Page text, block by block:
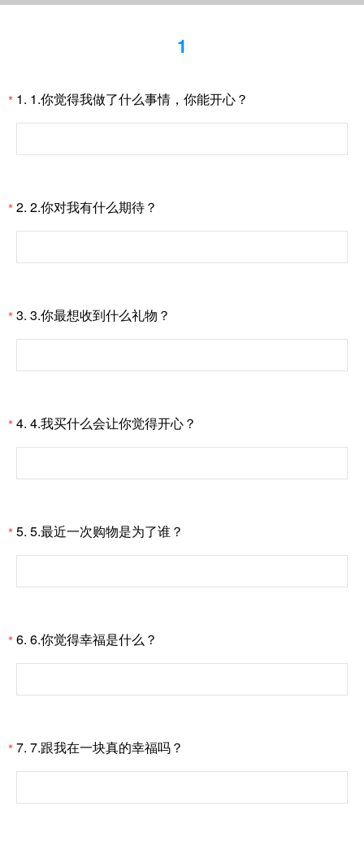
1
* 1. 1.你觉得我做了什么事情，你能开心？
*2. 2.你对我有什么期待？
*3. 3.你最想收到什么礼物？
*4. 4.我买什么会让你觉得开心？
*5. 5.最近一次购物是为了谁？
*6. 6.你觉得幸福是什么？
*7. 7.跟我在一块真的幸福吗？